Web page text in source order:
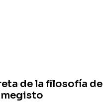
de la filosofía de